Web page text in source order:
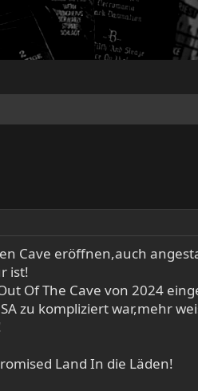
Cave eröffnen,auch
ist!
Of The Cave von 2024
zu kompliziert war,mehr
Land In die Läden!